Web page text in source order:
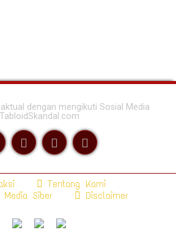
dengan mengikuti Sosial Media
TabloidSkandal.com
Tentang Kami
Media Siber
Disclaimer